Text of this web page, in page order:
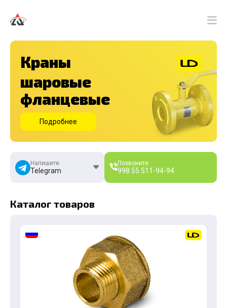
Краны
шаровые
фланцевые
Подробнее
Напишите
Telegram
Позвоните
998 55 511-94-94
Каталог товаров